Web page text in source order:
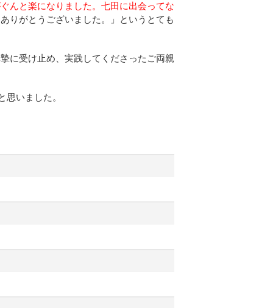
んと楽になりました。七田に出会ってな
りがとうございました。」というとても
に受け止め、実践してくださったご両親
いました。